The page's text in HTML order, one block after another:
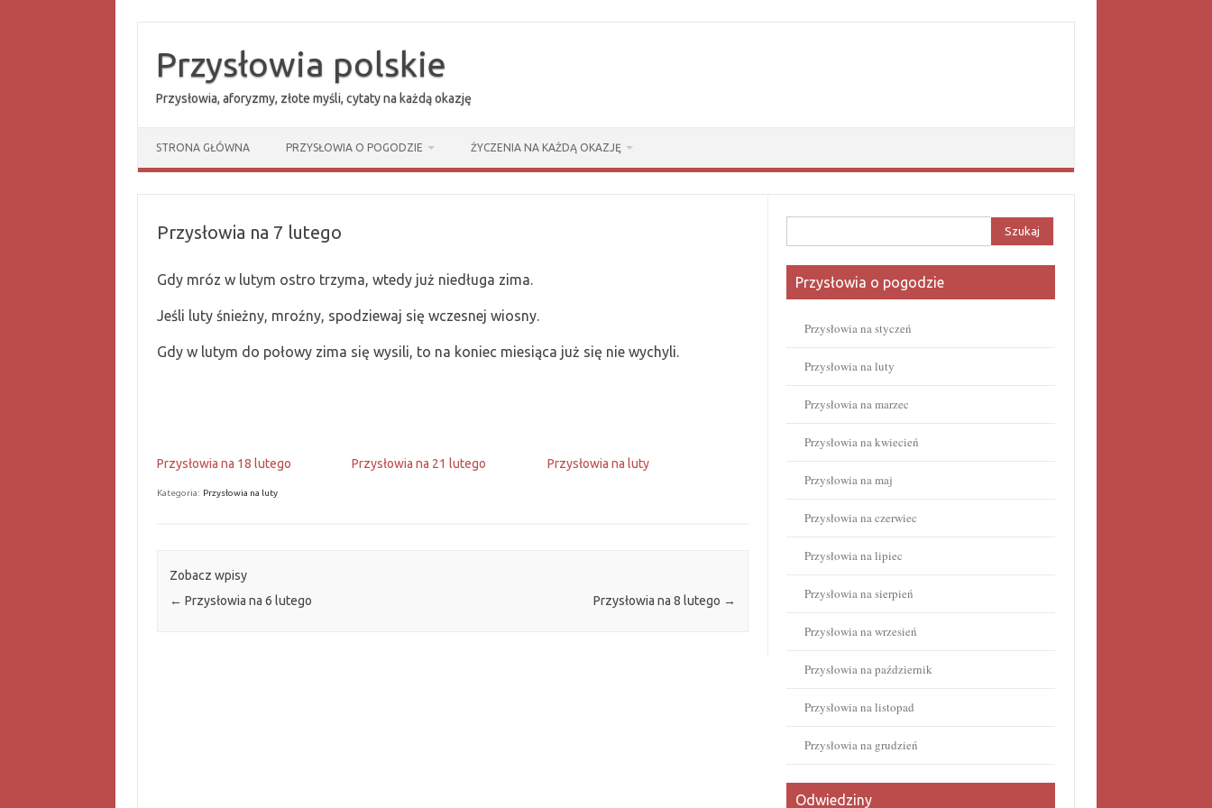
treściPrzysłowia polskie
Przysłowia, aforyzmy, złote myśli, cytaty na każdą okazję
STRONA GŁÓWNA PRZYSŁOWIA O POGODZIE ŻYCZENIA NA KAŻDĄ OKAZJĘ
Przysłowia na 7 lutego
Gdy mróz w lutym ostro trzyma, wtedy już niedługa zima.
Jeśli luty śnieżny, mroźny, spodziewaj się wczesnej wiosny.
Gdy w lutym do połowy zima się wysili, to na koniec miesiąca już się nie wychyli.
Przysłowia na 18 lutego Przysłowia na 21 lutego Przysłowia na luty
Kategoria: Przysłowia na luty
Zobacz wpisy
← Przysłowia na 6 lutego Przysłowia na 8 lutego →
Przysłowia o pogodzie
Przysłowia na styczeń
Przysłowia na luty
Przysłowia na marzec
Przysłowia na kwiecień
Przysłowia na maj
Przysłowia na czerwiec
Przysłowia na lipiec
Przysłowia na sierpień
Przysłowia na wrzesień
Przysłowia na październik
Przysłowia na listopad
Przysłowia na grudzień
Odwiedziny